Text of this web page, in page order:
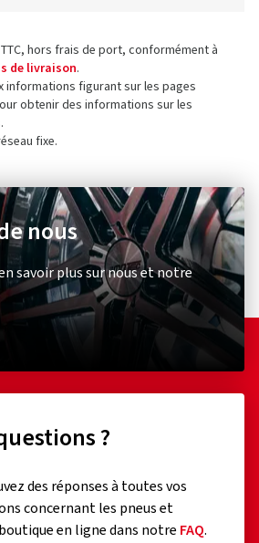
hors frais de port, conformément à
de livraison.
informations figurant sur les pages
obtenir des informations sur les
fixe.
nous
savoir plus sur nous et notre
?
des réponses à toutes vos
concernant les pneus et
en ligne dans notre FAQ.